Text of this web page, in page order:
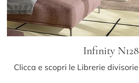
Infinity N128